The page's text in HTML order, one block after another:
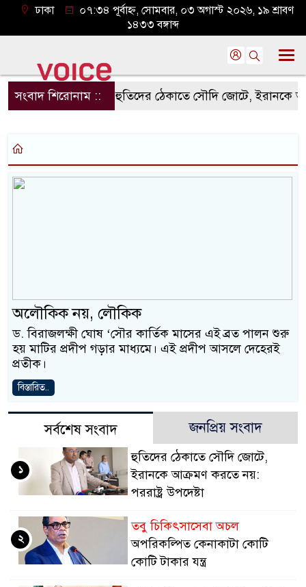
ঢাকা
০৭:৩৪ পূর্বাহ্ন, সোমবার, ০৩ অগাস্ট ২০২৬, ১৯ শ্রাবণ
১৪৩৩ বঙ্গাব্দ
সংবাদ শিরোনাম :: হুতিদের ঠেকাতে সৌদি জোটে, ইরানকে
অলৌকিক নয়, লৌকিক
ড. বিরাজলক্ষী ঘোষ ‘সৌর কার্তিক মাসের এই ব্রত পালন শুরু
হয় মাটির প্রদীপ গড়ার মাধ্যমে। এই প্রদীপ আসলে দেহেরই
প্রতীক।
বিস্তারিত..
সর্বশেষ সংবাদ জনপ্রিয় সংবাদ
হুতিদের ঠেকাতে সৌদি জোটে,
ইরানকে আক্রমণ করতে নয়:
পররাষ্ট্র উপদেষ্টা
১
তবু চিকিৎসাসেবা অচল
অপরিকল্পিত কেনাকাটা কোটি
কোটি টাকার যন্ত্র
২